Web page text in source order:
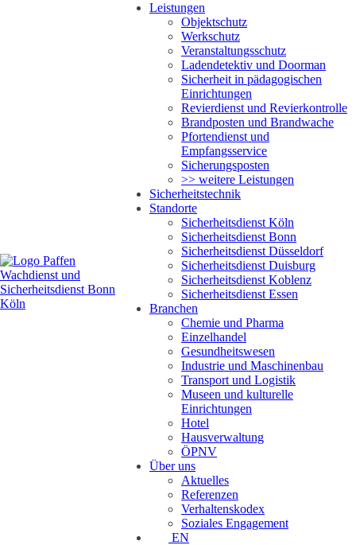
Leistungen
Objektschutz
Werkschutz
Veranstaltungsschutz
Ladendetektiv und Doorman
Sicherheit in pädagogischen
Einrichtungen
Revierdienst und Revierkontrolle
Brandposten und Brandwache
Pfortendienst und
Empfangsservice
Sicherungsposten
>> weitere Leistungen
Sicherheitstechnik
Standorte
Sicherheitsdienst Köln
Sicherheitsdienst Bonn
Sicherheitsdienst Düsseldorf
Sicherheitsdienst Duisburg
Sicherheitsdienst Koblenz
Sicherheitsdienst Essen
Branchen
Chemie und Pharma
Einzelhandel
Gesundheitswesen
Industrie und Maschinenbau
Transport und Logistik
Museen und kulturelle
Einrichtungen
Hotel
Hausverwaltung
ÖPNV
Über uns
Aktuelles
Referenzen
Verhaltenskodex
Soziales Engagement
EN